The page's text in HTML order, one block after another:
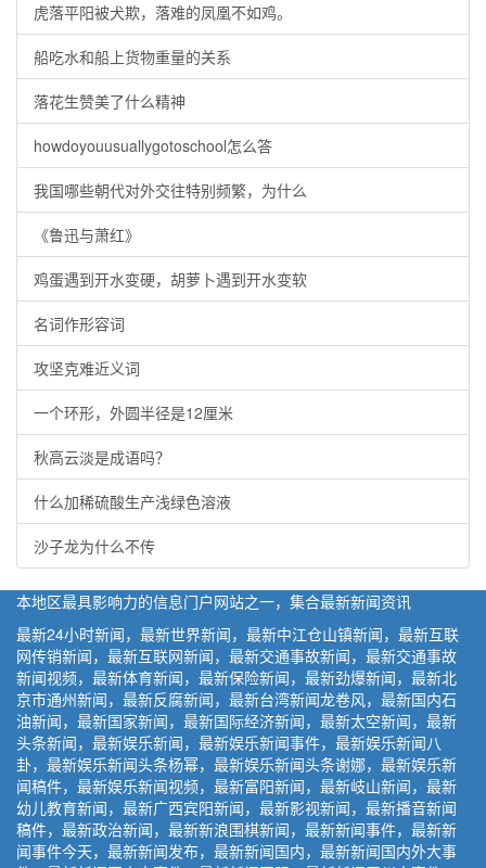
虎落平阳被犬欺，落难的凤凰不如鸡。
船吃水和船上货物重量的关系
落花生赞美了什么精神
howdoyouusuallygotoschool怎么答
我国哪些朝代对外交往特别频繁，为什么
《鲁迅与萧红》
鸡蛋遇到开水变硬，胡萝卜遇到开水变软
名词作形容词
攻坚克难近义词
一个环形，外圆半径是12厘米
秋高云淡是成语吗？
什么加稀硫酸生产浅绿色溶液
沙子龙为什么不传
本地区最具影响力的信息门户网站之一，集合最新新闻资讯
最新24小时新闻，最新世界新闻，最新中江仓山镇新闻，最新互联
网传销新闻，最新互联网新闻，最新交通事故新闻，最新交通事故
新闻视频，最新体育新闻，最新保险新闻，最新劲爆新闻，最新北
京市通州新闻，最新反腐新闻，最新台湾新闻龙卷风，最新国内石
油新闻，最新国家新闻，最新国际经济新闻，最新太空新闻，最新
头条新闻，最新娱乐新闻，最新娱乐新闻事件，最新娱乐新闻八
卦，最新娱乐新闻头条杨幂，最新娱乐新闻头条谢娜，最新娱乐新
闻稿件，最新娱乐新闻视频，最新富阳新闻，最新岐山新闻，最新
幼儿教育新闻，最新广西宾阳新闻，最新影视新闻，最新播音新闻
稿件，最新政治新闻，最新新浪围棋新闻，最新新闻事件，最新新
闻事件今天，最新新闻发布，最新新闻国内，最新新闻国内外大事